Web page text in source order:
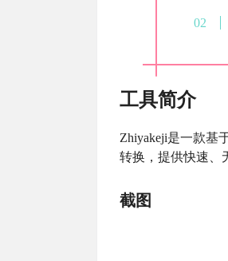
工具简介
Zhiyakeji是一款基
转换，提供快速、
截图